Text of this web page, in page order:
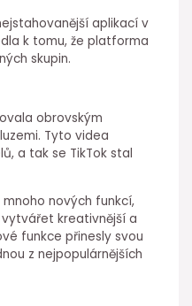
aplikací v
k tomu, že platforma
skupin.
obrovským
Tyto videa
a tak se TikTok stal
nových funkcí,
kreativnější a
funkce přinesly svou
z nejpopulárnějších